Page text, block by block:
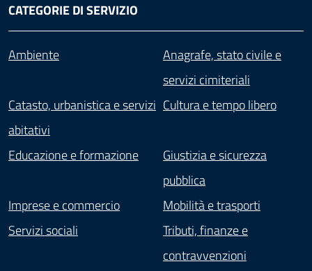
CATEGORIE DI SERVIZIO
Ambiente
Anagrafe, stato civile e
servizi cimiteriali
Catasto, urbanistica e servizi
abitativi
Cultura e tempo libero
Educazione e formazione
Giustizia e sicurezza
pubblica
Imprese e commercio
Mobilità e trasporti
Servizi sociali
Tributi, finanze e
contravvenzioni